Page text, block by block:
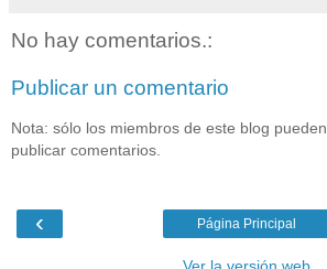
No hay comentarios.:
Publicar un comentario
Nota: sólo los miembros de este blog pueden
publicar comentarios.
‹ Página Principal